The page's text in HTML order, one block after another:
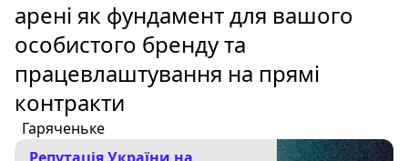
арені як фундамент для вашого
особистого бренду та
працевлаштування на прямі
контракти
Гаряченьке